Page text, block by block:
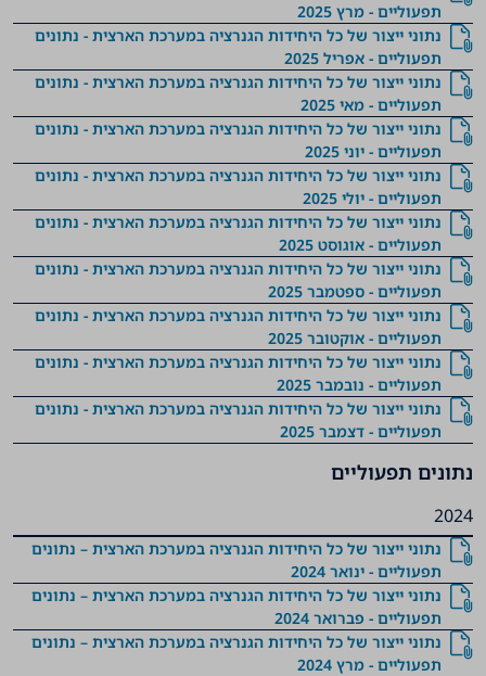
תפעוליים - מרץ 2025
נתוני ייצור של כל היחידות הגנרציה במערכת הארצית - נתונים
תפעוליים - אפריל 2025
נתוני ייצור של כל היחידות הגנרציה במערכת הארצית - נתונים
תפעוליים - מאי 2025
נתוני ייצור של כל היחידות הגנרציה במערכת הארצית - נתונים
תפעוליים - יוני 2025
נתוני ייצור של כל היחידות הגנרציה במערכת הארצית - נתונים
תפעוליים - יולי 2025
נתוני ייצור של כל היחידות הגנרציה במערכת הארצית - נתונים
תפעוליים - אוגוסט 2025
נתוני ייצור של כל היחידות הגנרציה במערכת הארצית - נתונים
תפעוליים - ספטמבר 2025
נתוני ייצור של כל היחידות הגנרציה במערכת הארצית - נתונים
תפעוליים - אוקטובר 2025
נתוני ייצור של כל היחידות הגנרציה במערכת הארצית - נתונים
תפעוליים - נובמבר 2025
נתוני ייצור של כל היחידות הגנרציה במערכת הארצית - נתונים
תפעוליים - דצמבר 2025
נתונים תפעוליים
2024
נתוני ייצור של כל היחידות הגנרציה במערכת הארצית – נתונים
תפעוליים - ינואר 2024
נתוני ייצור של כל היחידות הגנרציה במערכת הארצית – נתונים
תפעוליים - פברואר 2024
נתוני ייצור של כל היחידות הגנרציה במערכת הארצית – נתונים
תפעוליים - מרץ 2024